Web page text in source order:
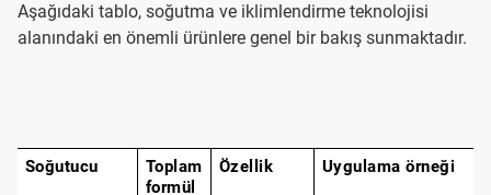
Aşağıdaki tablo, soğutma ve iklimlendirme teknolojisi
alanındaki en önemli ürünlere genel bir bakış sunmaktadır.
Soğutucu
Toplam
formül
Özellik Uygulama örneği